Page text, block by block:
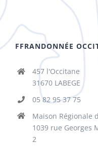
FFRANDONNÉE
457 l'Occitane
31670 LABEGE
05 82 95 37 75
Maison Régionale
1039 rue Georges
2